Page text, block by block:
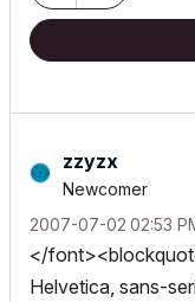
zzyzx
Newcomer
‎2007-07-02 02:53
</
Helvetica, sans-